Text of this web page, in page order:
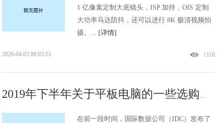
1 亿像素定制大底镜头，ISP 加持，OIS 定制
大功率马达防抖，还可以进行 8K 极清视频拍
摄。... [详情]
1116
2020-04-03 09:03:23
在前一段时间，国际数据公司（IDC）发布了